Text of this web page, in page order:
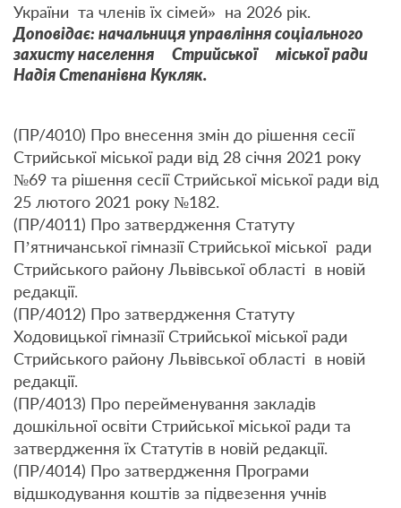
України та членів їх сімей» на 2026 рік.
Доповідає: начальниця управління соціального
захисту населення Стрийської міської ради
Надія Степанівна Кукляк.
(ПР/4010) Про внесення змін до рішення сесії
Стрийської міської ради від 28 січня 2021 року
№69 та рішення сесії Стрийської міської ради від
25 лютого 2021 року №182.
(ПР/4011) Про затвердження Статуту
П’ятничанської гімназії Стрийської міської ради
Стрийського району Львівської області в новій
редакції.
(ПР/4012) Про затвердження Статуту
Ходовицької гімназії Стрийської міської ради
Стрийського району Львівської області в новій
редакції.
(ПР/4013) Про перейменування закладів
дошкільної освіти Стрийської міської ради та
затвердження їх Статутів в новій редакції.
(ПР/4014) Про затвердження Програми
відшкодування коштів за підвезення учнів